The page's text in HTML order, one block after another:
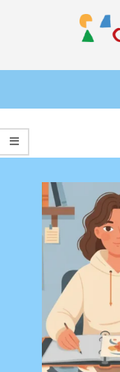
ART
CLASS
Primary
Menu